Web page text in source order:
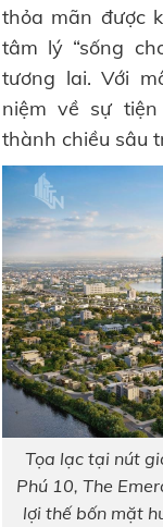
thỏa mãn được
tâm lý “sống
tương lai. Với
niệm về sự
thành chiều sâu
Tọa lạc tại nút
Phú 10, The
lợi thế bốn mặt